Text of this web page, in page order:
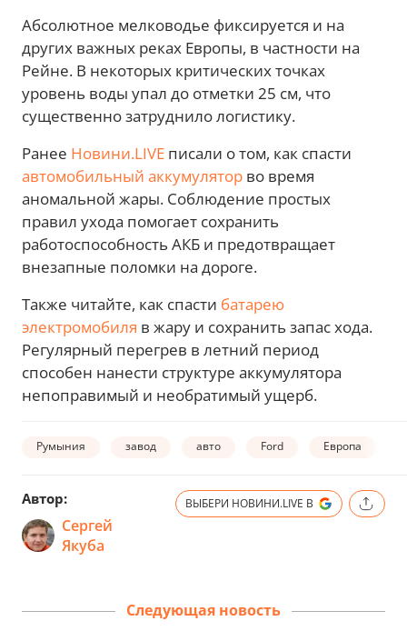
Абсолютное мелководье фиксируется и на
других важных реках Европы, в частности на
Рейне. В некоторых критических точках
уровень воды упал до отметки 25 см, что
существенно затруднило логистику.
Ранее Новини.LIVE писали о том, как спасти
автомобильный аккумулятор во время
аномальной жары. Соблюдение простых
правил ухода помогает сохранить
работоспособность АКБ и предотвращает
внезапные поломки на дороге.
Также читайте, как спасти батарею
электромобиля в жару и сохранить запас хода.
Регулярный перегрев в летний период
способен нанести структуре аккумулятора
непоправимый и необратимый ущерб.
Румыния завод авто Ford Европа
Автор:
Сергей
Якуба
ВЫБЕРИ НОВИНИ.LIVE В
Следующая новость